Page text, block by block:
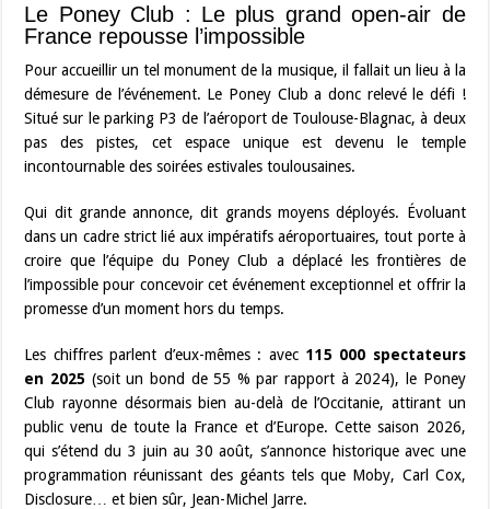
Le Poney Club : Le plus grand open-air de
France repousse l’impossible
Pour accueillir un tel monument de la musique, il fallait un lieu à la
démesure de l’événement. Le Poney Club a donc relevé le défi !
Situé sur le parking P3 de l’aéroport de Toulouse-Blagnac, à deux
pas des pistes, cet espace unique est devenu le temple
incontournable des soirées estivales toulousaines.
Qui dit grande annonce, dit grands moyens déployés. Évoluant
dans un cadre strict lié aux impératifs aéroportuaires, tout porte à
croire que l’équipe du Poney Club a déplacé les frontières de
l’impossible pour concevoir cet événement exceptionnel et offrir la
promesse d’un moment hors du temps.
Les chiffres parlent d’eux-mêmes : avec 115 000 spectateurs
en 2025 (soit un bond de 55 % par rapport à 2024), le Poney
Club rayonne désormais bien au-delà de l’Occitanie, attirant un
public venu de toute la France et d’Europe. Cette saison 2026,
qui s’étend du 3 juin au 30 août, s’annonce historique avec une
programmation réunissant des géants tels que Moby, Carl Cox,
Disclosure… et bien sûr, Jean-Michel Jarre.